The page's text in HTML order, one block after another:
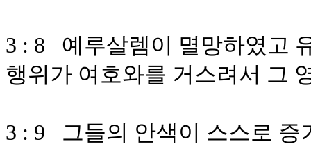
3 : 8 예루살렘이 멸망하였고
행위가 여호와를 거스려서 그
3 : 9 그들의 안색이 스스로 증